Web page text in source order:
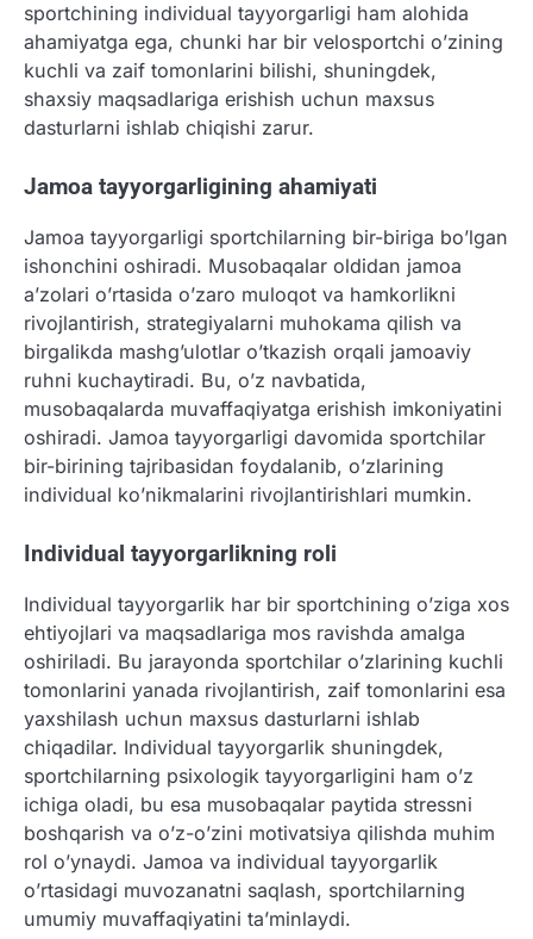
sportchining individual tayyorgarligi ham alohida
ahamiyatga ega, chunki har bir velosportchi o’zining
kuchli va zaif tomonlarini bilishi, shuningdek,
shaxsiy maqsadlariga erishish uchun maxsus
dasturlarni ishlab chiqishi zarur.
Jamoa tayyorgarligining ahamiyati
Jamoa tayyorgarligi sportchilarning bir-biriga bo’lgan
ishonchini oshiradi. Musobaqalar oldidan jamoa
a’zolari o’rtasida o’zaro muloqot va hamkorlikni
rivojlantirish, strategiyalarni muhokama qilish va
birgalikda mashg’ulotlar o’tkazish orqali jamoaviy
ruhni kuchaytiradi. Bu, o’z navbatida,
musobaqalarda muvaffaqiyatga erishish imkoniyatini
oshiradi. Jamoa tayyorgarligi davomida sportchilar
bir-birining tajribasidan foydalanib, o’zlarining
individual ko’nikmalarini rivojlantirishlari mumkin.
Individual tayyorgarlikning roli
Individual tayyorgarlik har bir sportchining o’ziga xos
ehtiyojlari va maqsadlariga mos ravishda amalga
oshiriladi. Bu jarayonda sportchilar o’zlarining kuchli
tomonlarini yanada rivojlantirish, zaif tomonlarini esa
yaxshilash uchun maxsus dasturlarni ishlab
chiqadilar. Individual tayyorgarlik shuningdek,
sportchilarning psixologik tayyorgarligini ham o’z
ichiga oladi, bu esa musobaqalar paytida stressni
boshqarish va o’z-o’zini motivatsiya qilishda muhim
rol o’ynaydi. Jamoa va individual tayyorgarlik
o’rtasidagi muvozanatni saqlash, sportchilarning
umumiy muvaffaqiyatini ta’minlaydi.